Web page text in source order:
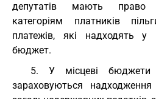
депутатів мають право
категоріям платників
платежів, які надходять у
бюджет.
5. У місцеві бюджети
зараховуються